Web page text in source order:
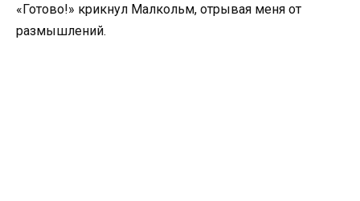
«Готово!» крикнул Малкольм, отрывая меня от
размышлений.